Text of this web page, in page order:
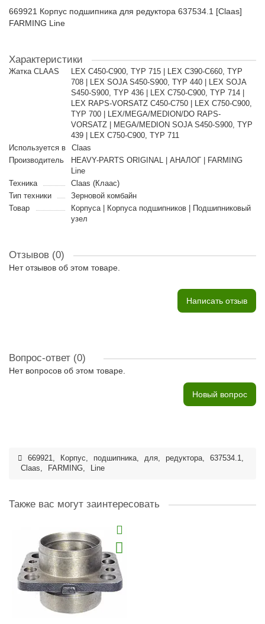
669921 Корпус подшипника для редуктора 637534.1 [Claas]
FARMING Line
Характеристики
Жатка CLAAS
LEX C450-C900, TYP 715 | LEX C390-C660, TYP
708 | LEX SOJA S450-S900, TYP 440 | LEX SOJA
S450-S900, TYP 436 | LEX C750-C900, TYP 714 |
LEX RAPS-VORSATZ C450-C750 | LEX C750-C900,
TYP 700 | LEX/MEGA/MEDION/DO RAPS-
VORSATZ | MEGA/MEDION SOJA S450-S900, TYP
439 | LEX C750-C900, TYP 711
Используется в
Claas
Производитель
HEAVY-PARTS ORIGINAL | АНАЛОГ | FARMING
Line
Техника
Claas (Клаас)
Тип техники
Зерновой комбайн
Товар
Корпуса | Корпуса подшипников | Подшипниковый
узел
Отзывов (0)
Нет отзывов об этом товаре.
Написать отзыв
Вопрос-ответ (0)
Нет вопросов об этом товаре.
Новый вопрос
669921, Корпус, подшипника, для, редуктора, 637534.1,
Claas, FARMING, Line
Также вас могут заинтересовать